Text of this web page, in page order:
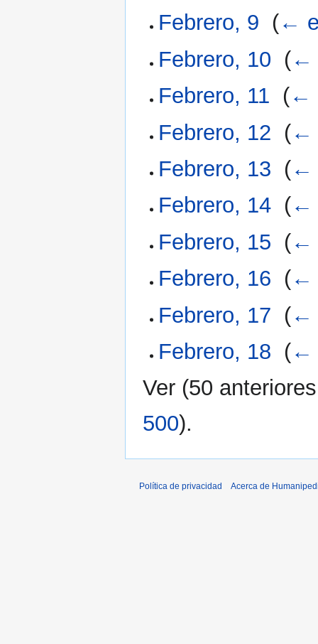
Febrero, 9 (←
Febrero, 10 (←
Febrero, 11 (←
Febrero, 12 (←
Febrero, 13 (←
Febrero, 14 (←
Febrero, 15 (←
Febrero, 16 (←
Febrero, 17 (←
Febrero, 18 (←
Ver (50 anteriores
500).
Política de privacidad Acerca de